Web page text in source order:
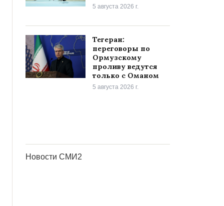
5 августа 2026 г.
Тегеран:
переговоры по
Ормузскому
проливу ведутся
только с Оманом
5 августа 2026 г.